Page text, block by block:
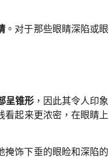
。对于那些眼睛深陷或眼
呈锥形，因此其令人印象
看起来更浓密，在眼睛上
掩饰下垂的眼睑和深陷的